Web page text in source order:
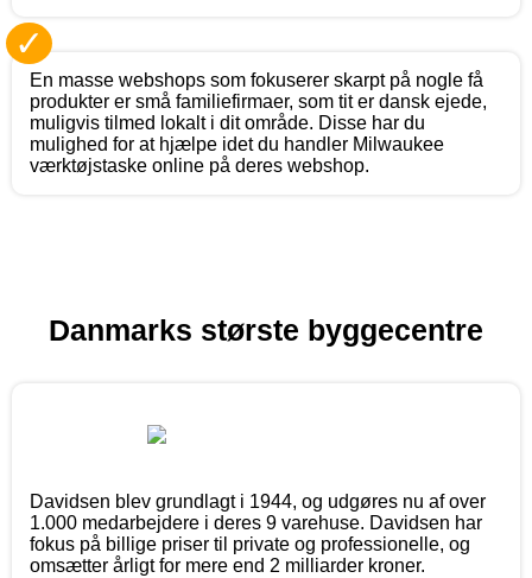
✓
En masse webshops som fokuserer skarpt på nogle få
produkter er små familiefirmaer, som tit er dansk ejede,
muligvis tilmed lokalt i dit område. Disse har du
mulighed for at hjælpe idet du handler Milwaukee
værktøjstaske online på deres webshop.
Danmarks største byggecentre
Davidsen blev grundlagt i 1944, og udgøres nu af over
1.000 medarbejdere i deres 9 varehuse. Davidsen har
fokus på billige priser til private og professionelle, og
omsætter årligt for mere end 2 milliarder kroner.